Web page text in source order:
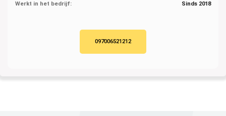
Werkt in het bedrijf: Sinds 2018
097006521212